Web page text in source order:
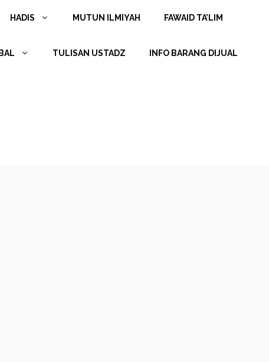
HADIS MUTUN ILMIYAH FAWAID TA’LIM
TULISAN USTADZ INFO BARANG DIJUAL